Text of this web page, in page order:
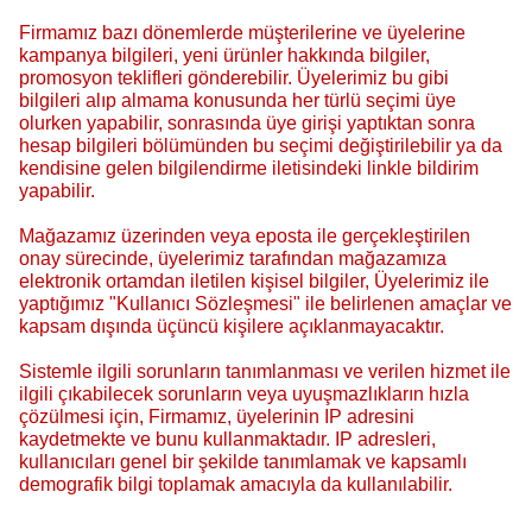
Firmamız bazı dönemlerde müşterilerine ve üyelerine
kampanya bilgileri, yeni ürünler hakkında bilgiler,
promosyon teklifleri gönderebilir. Üyelerimiz bu gibi
bilgileri alıp almama konusunda her türlü seçimi üye
olurken yapabilir, sonrasında üye girişi yaptıktan sonra
hesap bilgileri bölümünden bu seçimi değiştirilebilir ya da
kendisine gelen bilgilendirme iletisindeki linkle bildirim
yapabilir.
Mağazamız üzerinden veya eposta ile gerçekleştirilen
onay sürecinde, üyelerimiz tarafından mağazamıza
elektronik ortamdan iletilen kişisel bilgiler, Üyelerimiz ile
yaptığımız "Kullanıcı Sözleşmesi" ile belirlenen amaçlar ve
kapsam dışında üçüncü kişilere açıklanmayacaktır.
Sistemle ilgili sorunların tanımlanması ve verilen hizmet ile
ilgili çıkabilecek sorunların veya uyuşmazlıkların hızla
çözülmesi için, Firmamız, üyelerinin IP adresini
kaydetmekte ve bunu kullanmaktadır. IP adresleri,
kullanıcıları genel bir şekilde tanımlamak ve kapsamlı
demografik bilgi toplamak amacıyla da kullanılabilir.